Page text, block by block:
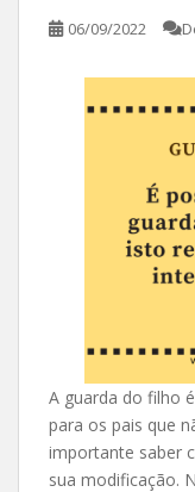
06/09/2022
A guarda do filho
para os pais que
importante saber
sua modificação.